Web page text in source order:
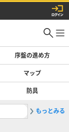
序盤の進め方
マップ
防具
2軽量の
もっとみる